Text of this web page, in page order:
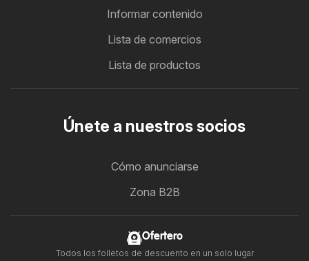
Informar contenido
Lista de comercios
Lista de productos
Únete a nuestros socios
Cómo anunciarse
Zona B2B
Ofertero
Todos los folletos de descuento en un solo lugar